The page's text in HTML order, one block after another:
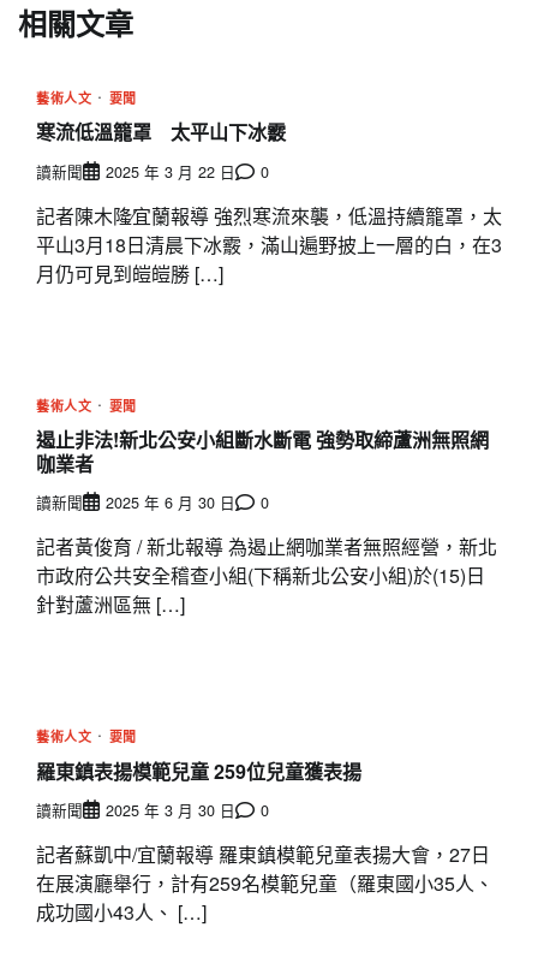
相關文章
藝術人文 要聞
寒流低溫籠罩 太平山下冰霰
讀新聞 2025 年 3 月 22 日 0
記者陳木隆∕宜蘭報導 強烈寒流來襲，低溫持續籠罩，太
平山3月18日清晨下冰霰，滿山遍野披上一層的白，在3
月仍可見到皚皚勝 […]
藝術人文 要聞
遏止非法!新北公安小組斷水斷電 強勢取締蘆洲無照網
咖業者
讀新聞 2025 年 6 月 30 日 0
記者黃俊育 / 新北報導 為遏止網咖業者無照經營，新北
市政府公共安全稽查小組(下稱新北公安小組)於(15)日
針對蘆洲區無 […]
藝術人文 要聞
羅東鎮表揚模範兒童 259位兒童獲表揚
讀新聞 2025 年 3 月 30 日 0
記者蘇凱中/宜蘭報導 羅東鎮模範兒童表揚大會，27日
在展演廳舉行，計有259名模範兒童（羅東國小35人、
成功國小43人、 […]